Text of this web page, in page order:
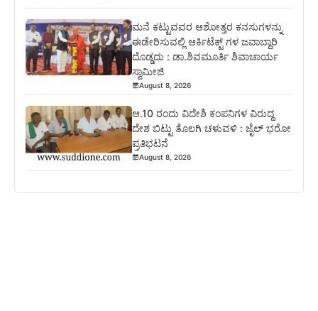
ಮನೆ ಕಟ್ಟುವವರ ಆಶೋತ್ತರ ಕನಸುಗಳನ್ನು
ಈಡೇರಿಸುವಲ್ಲಿ ಆರ್ಕಿಟೆಕ್ಟ್ ಗಳ ಜವಾಬ್ದಾರಿ
ದೊಡ್ಡದು : ಡಾ.ಶಿವಮೂರ್ತಿ ಶಿವಾಚಾರ್ಯ
ಸ್ವಾಮೀಜಿ
August 8, 2026
ಆ.10 ರಂದು ವಿದೇಶಿ ಕಂಪನಿಗಳ ವಿರುದ್ದ
ದೇಶ ಬಿಟ್ಟು ತೊಲಗಿ ಚಳುವಳಿ : ಜೈಲ್ ಭರೋ
ಪ್ರತಿಭಟನೆ
August 8, 2026